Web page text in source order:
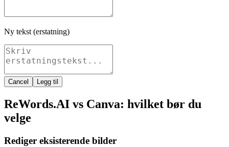
Ny tekst (erstatning)
Cancel Legg til
ReWords.AI vs Canva: hvilket bør du
velge
Rediger eksisterende bilder